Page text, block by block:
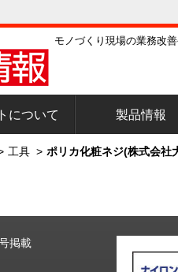
モノづくり現場の業務改
について 製品情報
工具 > ポリカ化粧ネジ(株式会社
掲載